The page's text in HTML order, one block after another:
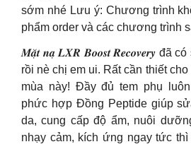
sớm nhé Lưu ý: Chương trình
phẩm order và các chương trình
𝑴𝒂̣̆𝒕 𝒏𝒂̣ 𝑳𝑿𝑹 𝑩𝒐𝒐𝒔𝒕 𝑹𝒆𝒄𝒐𝒗𝒆𝒓𝒚 đã
rồi nè chị em ui. Rất cần thiết
mùa này! Đầy đủ tem phụ
phức hợp Đồng Peptide giúp
da, cung cấp độ ẩm, nuôi
nhạy cảm, kích ứng ngay tức